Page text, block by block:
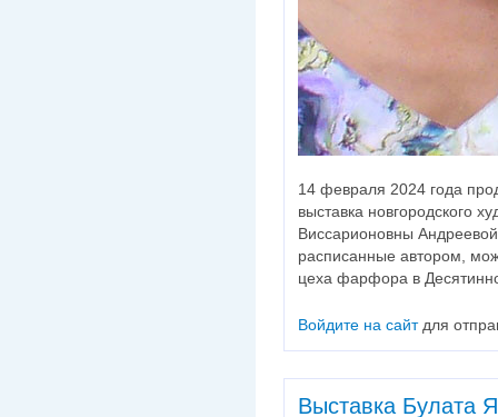
14 февраля 2024 года
выставка новгородского
Виссарионовны
расписанные автором,
цеха фарфора в
Войдите на сайтдля
Выставка Булата